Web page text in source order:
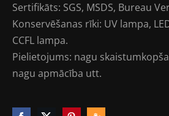
Sertifikāts: SGS, MSDS, Bureau
Konservēšanas rīki: UV lampa,
CCFL lampa.
Pielietojums: nagu
nagu apmācība utt.